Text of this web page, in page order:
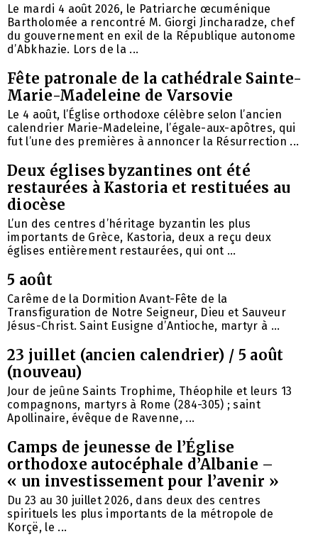
Le mardi 4 août 2026, le Patriarche œcuménique
Bartholomée a rencontré M. Giorgi Jincharadze, chef
du gouvernement en exil de la République autonome
d’Abkhazie. Lors de la ...
Fête patronale de la cathédrale Sainte-
Marie-Madeleine de Varsovie
Le 4 août, l’Église orthodoxe célèbre selon l’ancien
calendrier Marie-Madeleine, l’égale-aux-apôtres, qui
fut l’une des premières à annoncer la Résurrection ...
Deux églises byzantines ont été
restaurées à Kastoria et restituées au
diocèse
L’un des centres d’héritage byzantin les plus
importants de Grèce, Kastoria, deux a reçu deux
églises entièrement restaurées, qui ont ...
5 août
Carême de la Dormition Avant-Fête de la
Transfiguration de Notre Seigneur, Dieu et Sauveur
Jésus-Christ. Saint Eusigne d’Antioche, martyr à ...
23 juillet (ancien calendrier) / 5 août
(nouveau)
Jour de jeûne Saints Trophime, Théophile et leurs 13
compagnons, martyrs à Rome (284-305) ; saint
Apollinaire, évêque de Ravenne, ...
Camps de jeunesse de l’Église
orthodoxe autocéphale d’Albanie –
« un investissement pour l’avenir »
Du 23 au 30 juillet 2026, dans deux des centres
spirituels les plus importants de la métropole de
Korçë, le ...